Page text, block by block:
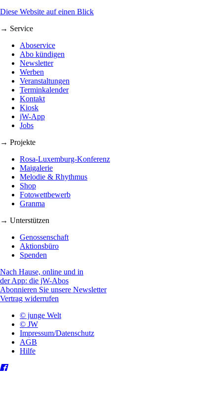
Diese Website auf einen Blick
→ Service
Aboservice
Abo kündigen
Newsletter
Werben
Veranstaltungen
Terminkalender
Kontakt
Kiosk
jW-App
Jobs
→ Projekte
Rosa-Luxemburg-Konferenz
Maigalerie
Melodie & Rhythmus
Shop
Fotowettbewerb
Granma
→ Unterstützen
Genossenschaft
Aktionsbüro
Spenden
Nach Hause, online und in
der App: die jW-Abos
Abonnieren Sie unsere Newsletter
Vertrag widerrufen
© junge Welt
© JW
Impressum/Datenschutz
AGB
Hilfe